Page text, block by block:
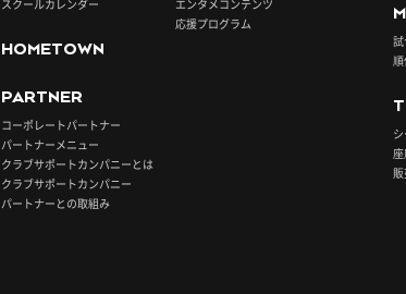
スクールカレンダー
HOMETOWN
PARTNER
コーポレートパートナー
パートナーメニュー
クラブサポートカンパニーとは
クラブサポートカンパニー
パートナーとの取組み
エンタメコンテンツ
応援プログラム